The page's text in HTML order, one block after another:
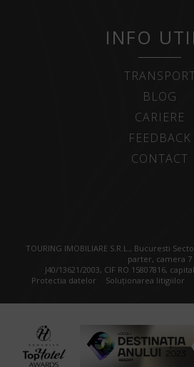
INFO
BLOG
CARIERE
FEEDBACK
CONTACT
TOURING IMOBILIARE S.R.L., Bucuresti
parter, camera 7
J40/13621/2003, CIF RO 15807816,
Protectia datelor
Soluționarea litigiilor